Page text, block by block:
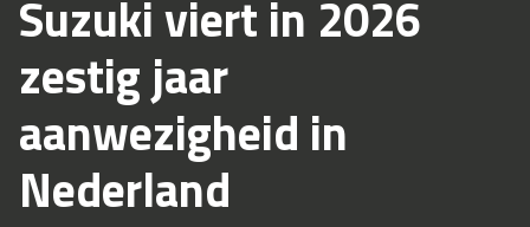
Suzuki viert in 2026
zestig jaar
aanwezigheid in
Nederland